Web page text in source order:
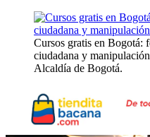
Cursos gratis en Bogotá:
ciudadana y
Alcaldía de Bogotá.